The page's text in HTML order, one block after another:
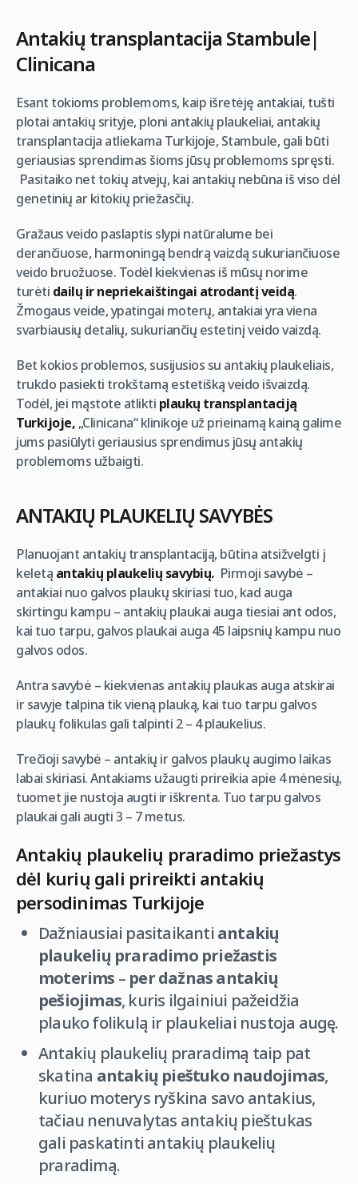
Antakių transplantacija Stambule|
Clinicana
Esant tokioms problemoms, kaip išretėję antakiai, tušti
plotai antakių srityje, ploni antakių plaukeliai, antakių
transplantacija atliekama Turkijoje, Stambule, gali būti
geriausias sprendimas šioms jūsų problemoms spręsti.
Pasitaiko net tokių atvejų, kai antakių nebūna iš viso dėl
genetinių ar kitokių priežasčių.
Gražaus veido paslaptis slypi natūralume bei
derančiuose, harmoningą bendrą vaizdą sukuriančiuose
veido bruožuose. Todėl kiekvienas iš mūsų norime
turėti dailų ir nepriekaištingai atrodantį veidą.
Žmogaus veide, ypatingai moterų, antakiai yra viena
svarbiausių detalių, sukuriančių estetinį veido vaizdą.
Bet kokios problemos, susijusios su antakių plaukeliais,
trukdo pasiekti trokštamą estetišką veido išvaizdą.
Todėl, jei mąstote atlikti plaukų transplantaciją
Turkijoje, „Clinicana“ klinikoje už prieinamą kainą galime
jums pasiūlyti geriausius sprendimus jūsų antakių
problemoms užbaigti.
ANTAKIŲ PLAUKELIŲ SAVYBĖS
Planuojant antakių transplantaciją, būtina atsižvelgti į
keletą antakių plaukelių savybių. Pirmoji savybė –
antakiai nuo galvos plaukų skiriasi tuo, kad auga
skirtingu kampu – antakių plaukai auga tiesiai ant odos,
kai tuo tarpu, galvos plaukai auga 45 laipsnių kampu nuo
galvos odos.
Antra savybė – kiekvienas antakių plaukas auga atskirai
ir savyje talpina tik vieną plauką, kai tuo tarpu galvos
plaukų folikulas gali talpinti 2 – 4 plaukelius.
Trečioji savybė – antakių ir galvos plaukų augimo laikas
labai skiriasi. Antakiams užaugti prireikia apie 4 mėnesių,
tuomet jie nustoja augti ir iškrenta. Tuo tarpu galvos
plaukai gali augti 3 – 7 metus.
Antakių plaukelių praradimo priežastys
dėl kurių gali prireikti antakių
persodinimas Turkijoje
Dažniausiai pasitaikantiantakių
plaukelių praradimo priežastis
moterims – per dažnas antakių
pešiojimas, kuris ilgainiui pažeidžia
plauko folikulą ir plaukeliai nustoja augę.
Antakių plaukelių praradimą taip pat
skatina antakių pieštuko naudojimas,
kuriuo moterys ryškina savo antakius,
tačiau nenuvalytas antakių pieštukas
gali paskatinti antakių plaukelių
praradimą.